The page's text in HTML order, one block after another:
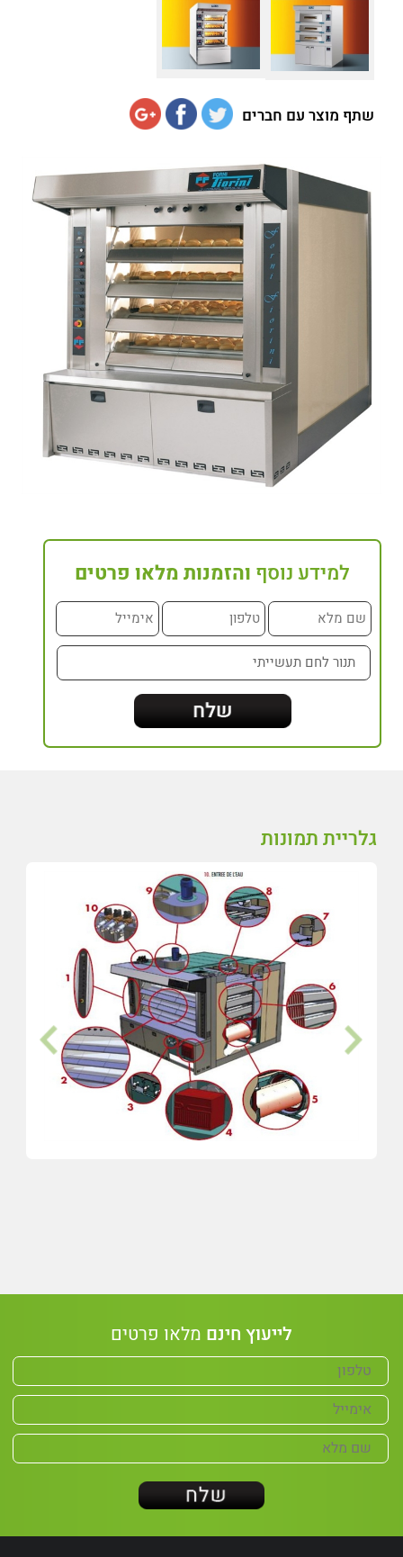
שתף מוצר עם חברים
למידע נוסף והזמנות מלאו פרטים
גלריית תמונות
לייעוץ חינם מלאו פרטים